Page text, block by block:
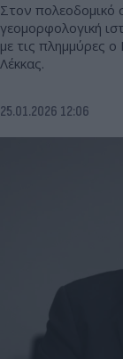
Στον πολεοδομικό
γεομορφολογική
με τις πλημμύρες
Λέκκας.
25.01.2026 12:06